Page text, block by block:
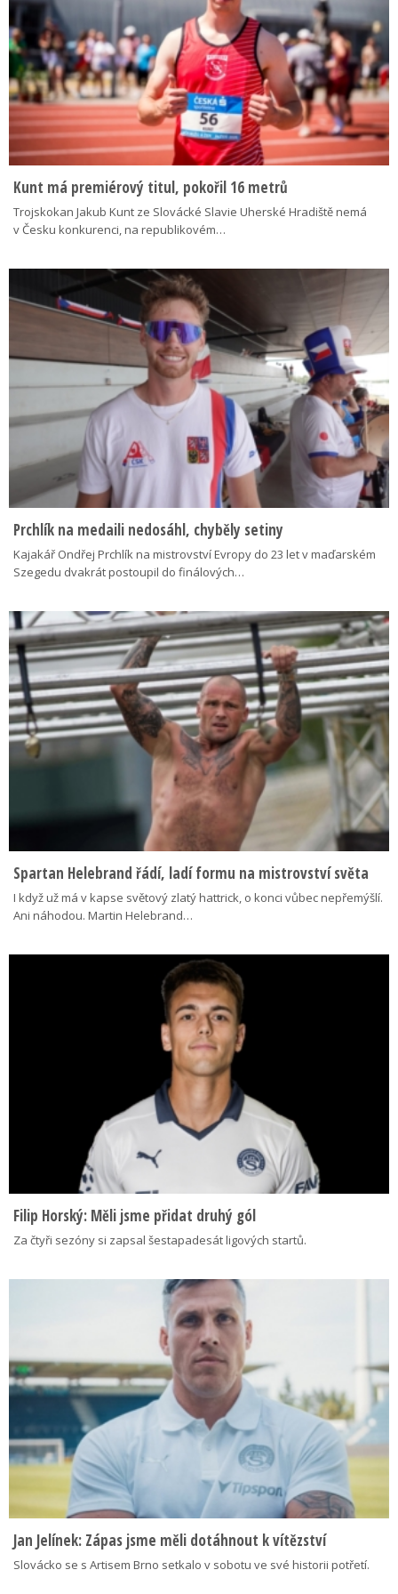
Kunt má premiérový titul, pokořil 16 metrů
Trojskokan Jakub Kunt ze Slovácké Slavie Uherské Hradiště nemá
v Česku konkurenci, na republikovém…
Prchlík na medaili nedosáhl, chyběly setiny
Kajakář Ondřej Prchlík na mistrovství Evropy do 23 let v maďarském
Szegedu dvakrát postoupil do finálových…
Spartan Helebrand řádí, ladí formu na mistrovství světa
I když už má v kapse světový zlatý hattrick, o konci vůbec nepřemýšlí.
Ani náhodou. Martin Helebrand…
Filip Horský: Měli jsme přidat druhý gól
Za čtyři sezóny si zapsal šestapadesát ligových startů.
Jan Jelínek: Zápas jsme měli dotáhnout k vítězství
Slovácko se s Artisem Brno setkalo v sobotu ve své historii potřetí.